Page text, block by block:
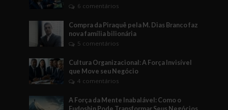
6 comentários
Compra da Piraquê pela M. Dias Branco faz
nova família bilionária
5 comentários
Cultura Organizacional: A Força Invisível
que Move seu Negócio
4 comentários
A Força da Mente Inabalável: Como o